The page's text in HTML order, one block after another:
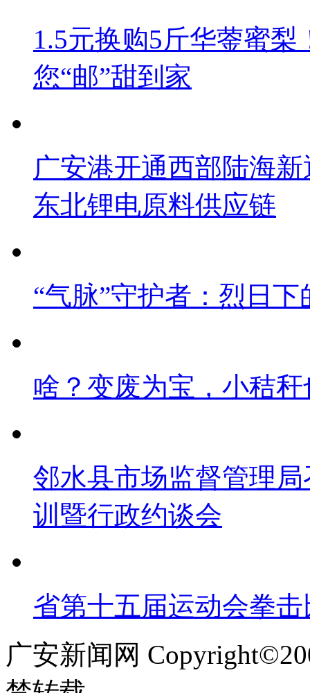
1.5元换购5斤华蓥蜜梨
您“邮”甜到家
广安港开通西部陆海
东北锂电原料供应链
“气脉”守护者：烈日下
啥？变废为宝，小秸
邻水县市场监督管理
训暨行政约谈会
省第十五届运动会拳
广安新闻网